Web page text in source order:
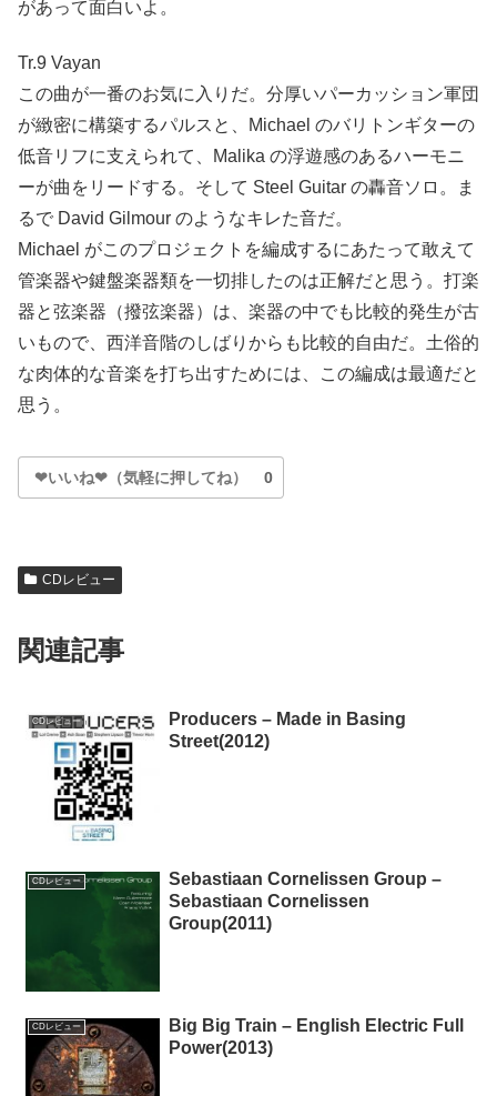
があって面白いよ。
Tr.9 Vayan
この曲が一番のお気に入りだ。分厚いパーカッション軍団
が緻密に構築するパルスと、Michael のバリトンギターの
低音リフに支えられて、Malika の浮遊感のあるハーモニ
ーが曲をリードする。そして Steel Guitar の轟音ソロ。ま
るで David Gilmour のようなキレた音だ。
Michael がこのプロジェクトを編成するにあたって敢えて
管楽器や鍵盤楽器類を一切排したのは正解だと思う。打楽
器と弦楽器（撥弦楽器）は、楽器の中でも比較的発生が古
いもので、西洋音階のしばりからも比較的自由だ。土俗的
な肉体的な音楽を打ち出すためには、この編成は最適だと
思う。
❤いいね❤（気軽に押してね） 0
CDレビュー
関連記事
CDレビュー
Producers – Made in Basing
Street(2012)
CDレビュー
Sebastiaan Cornelissen Group –
Sebastiaan Cornelissen
Group(2011)
CDレビュー
Big Big Train – English Electric Full
Power(2013)